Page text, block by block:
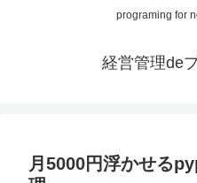
programing for
経営管理de
月5000円浮かせる